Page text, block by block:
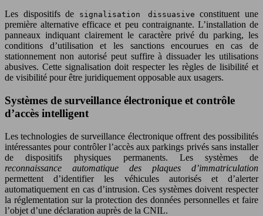
Les dispositifs de
signalisation dissuasive constituent une
première alternative efficace et peu contraignante. L’installation de
panneaux indiquant clairement le caractère privé du parking, les
conditions d’utilisation et les sanctions encourues en cas de
stationnement non autorisé peut suffire à dissuader les utilisations
abusives. Cette signalisation doit respecter les règles de lisibilité et
de visibilité pour être juridiquement opposable aux usagers.
Systèmes de surveillance électronique et contrôle
d’accès intelligent
Les technologies de surveillance électronique offrent des possibilités
intéressantes pour contrôler l’accès aux parkings privés sans installer
de dispositifs physiques permanents. Les systèmes de
reconnaissance automatique des plaques d’immatriculation
permettent d’identifier les véhicules autorisés et d’alerter
automatiquement en cas d’intrusion. Ces systèmes doivent respecter
la réglementation sur la protection des données personnelles et faire
l’objet d’une déclaration auprès de la CNIL.